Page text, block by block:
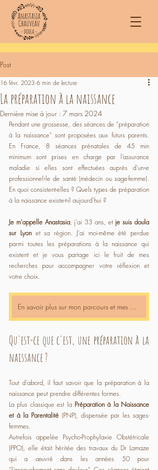
Post
La préparation à la naissance
16 févr. 2023 6 min de lecture
Dernière mise à jour : 7 mars 2024
Pendant une grossesse, des séances de “préparation
à la naissance” sont proposées aux futurs parents.
En France, 8 séances prénatales de 45 min
minimum sont prises en charge par l’assurance
maladie si elles sont effectuées auprès d’un⋅e
professionnel⋅le de santé (médecin ou sage-femme).
En quoi consistent-elles ? Quels types de préparation
à la naissance existe-t-il aujourd'hui ?
Je m'appelle Anastasia, j'ai 33 ans, et je suis doula
sur Lyon et sa région. J'ai moi-même été perdue
parmi toutes les préparations à la naissance qui
existent et je vous partage ici le fruit de mes
recherches pour accompagner votre réflexion et
votre choix.
En savoir plus sur mon parcours et mes accompagnements
Qu'est-ce que c'est, une préparation à la
naissance ?
Tout d'abord, il faut savoir que la préparation à la
naissance peut prendre différentes formes.
La plus classique est la Préparation à la Naissance
et à la Parentalité (PNP), dispensée par les sages-
femmes.
Autrefois appelée Psycho-Prophylaxie Obstétricale
(PPO), elle était héritée des travaux du Dr Lamaze